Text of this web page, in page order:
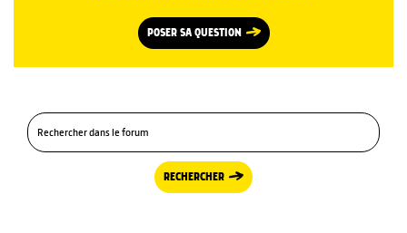
POSER SA QUESTION
RECHERCHER